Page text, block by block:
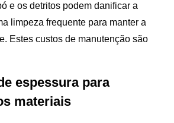
e os detritos podem danificar a
limpeza frequente para manter a
Estes custos de manutenção são
espessura para
materiais